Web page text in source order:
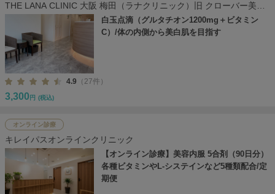
THE LANA CLINIC 大阪 梅田（ラナクリニック）旧 クローバー美容
クリニック
白玉点滴（グルタチオン1200mg＋ビタミン
C）/体の内側から美白肌を目指す
4.9 （27件）
3,300 円 (税込)
オンライン診療
キレイパスオンラインクリニック
【オンライン診療】美容内服 5合剤（90日分）
各種ビタミンやL-システインなど5種類配合/定
期便